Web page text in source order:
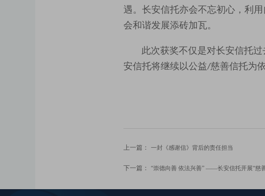
遇。 长安信托亦会不忘初心，利用
会和谐发展添砖加瓦。
此次获奖不仅是对长安信托
安信托将继续以公益/慈善信托为
上一篇： 一封《感谢信》背后的责任担当
下一篇： “崇德向善 依法兴善” ——长安信托开展“慈